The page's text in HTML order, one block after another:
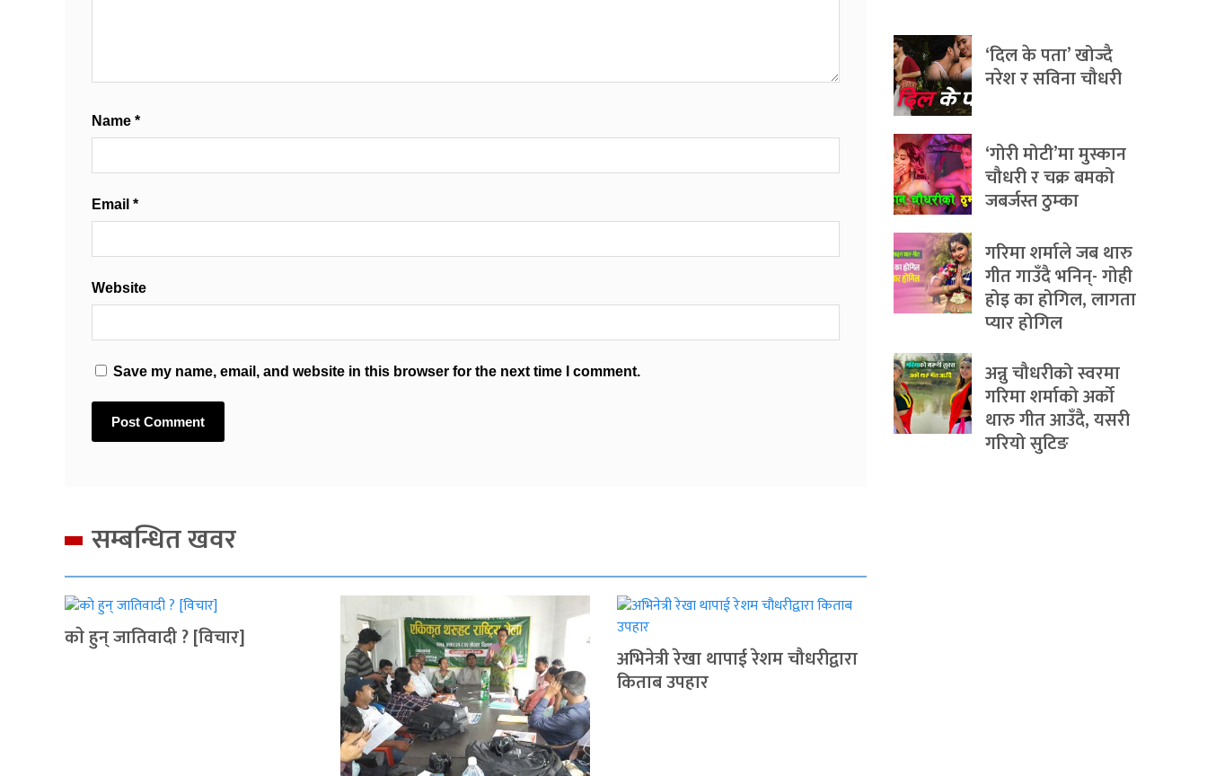
Name *
Email *
Website
Save my name, email, and website in this browser for the next time I comment.
सम्बन्धित खवर
काे हुन् जातिवादी ? [विचार]
अभिनेत्री रेखा थापाई रेशम चौधरीद्वारा
किताब उपहार
‘दिल के पता’ खोज्दै
नरेश र सविना चौधरी
‘गोरी मोटी’मा मुस्कान
चौधरी र चक्र बमको
जबर्जस्त ठुम्का
गरिमा शर्माले जब थारु
गीत गाउँदै भनिन्- गोही
होइ का होगिल, लागता
प्यार होगिल
अन्नु चौधरीको स्वरमा
गरिमा शर्माको अर्को
थारु गीत आउँदै, यसरी
गरियो सुटिङ